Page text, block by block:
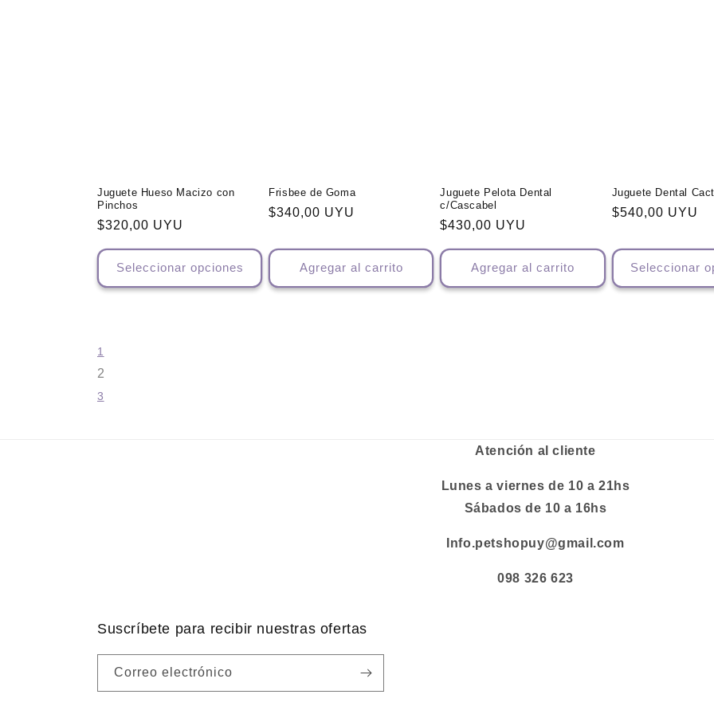
Juguete Hueso Macizo con
Pinchos
Precio
$320,00 UYU
Seleccionar opciones
Frisbee de Goma
Precio
$340,00 UYU
Agregar al carrito
Juguete Pelota Dental
c/Cascabel
Precio
$430,00 UYU
Agregar al carrito
Juguete Dental
Precio
$540,00 UYU
Seleccionar
1
2
3
Atención al cliente
Lunes a viernes de 10 a 21hs
Sábados de 10 a 16hs
Info.petshopuy@gmail.com
098 326 623
Suscríbete para recibir nuestras ofertas
Correo electrónico